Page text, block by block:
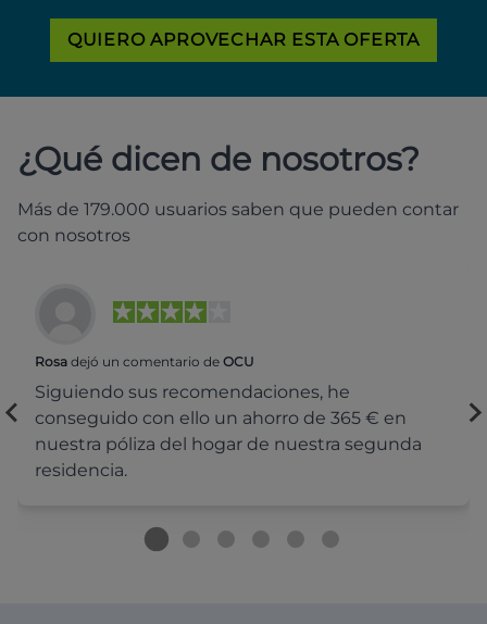
QUIERO APROVECHAR ESTA OFERTA
¿Qué dicen de nosotros?
Más de 179.000 usuarios saben que pueden contar
con nosotros
Rosa dejó un comentario de OCU
Siguiendo sus recomendaciones, he
conseguido con ello un ahorro de 365 € en
nuestra póliza del hogar de nuestra segunda
residencia.